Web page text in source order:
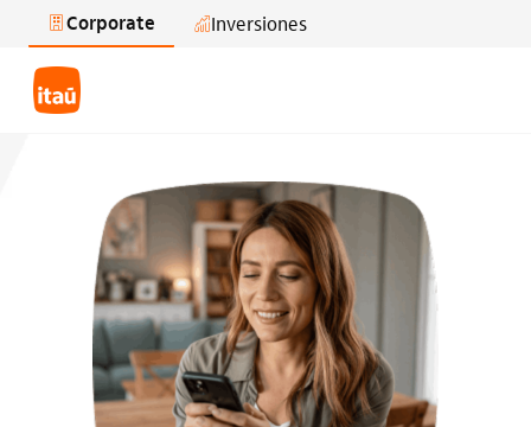
Saltar al contenido principal
Corporate Inversiones